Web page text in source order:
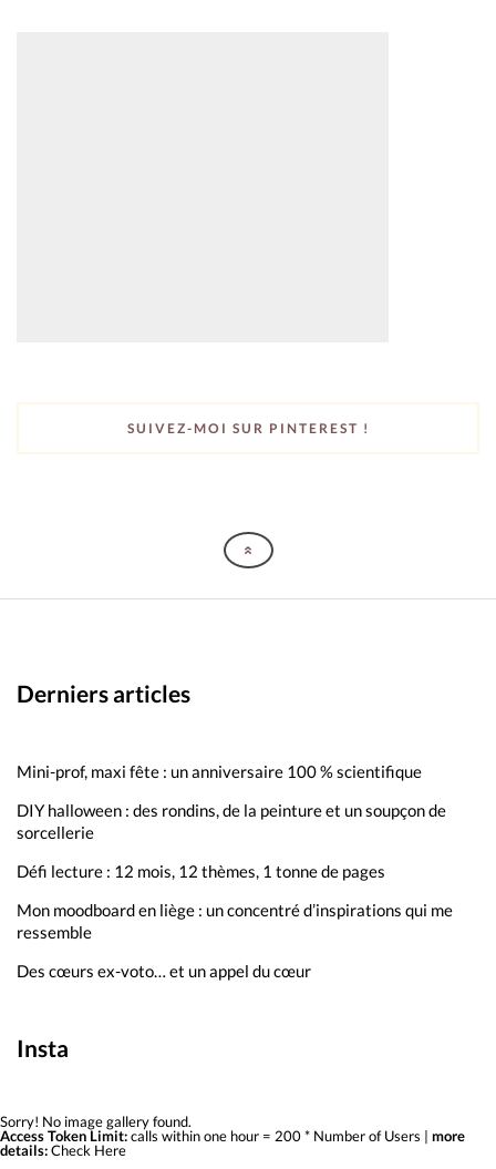
SUIVEZ-MOI SUR PINTEREST !
Derniers articles
Mini-prof, maxi fête : un anniversaire 100 % scientifique
DIY halloween : des rondins, de la peinture et un soupçon de
sorcellerie
Défi lecture : 12 mois, 12 thèmes, 1 tonne de pages
Mon moodboard en liège : un concentré d’inspirations qui me
ressemble
Des cœurs ex-voto… et un appel du cœur
Insta
Sorry! No image gallery found.
Access Token Limit:calls within one hour = 200 * Number of Users | more
details:Check Here